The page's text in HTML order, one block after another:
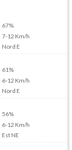
67%
7-12 Km/h
Nord E
61%
6-12 Km/h
Nord E
56%
6-12 Km/h
Est NE